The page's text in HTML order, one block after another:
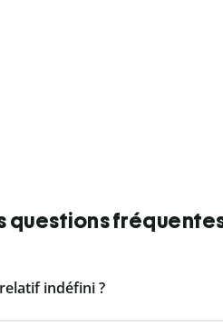
questions
indéfini ?